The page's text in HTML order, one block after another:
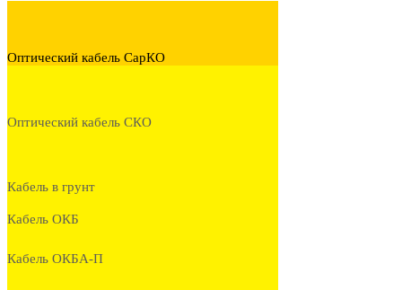
Оптический кабель СарКО
Оптический кабель СКО
Кабель в грунт
Кабель ОКБ
Кабель ОКБА-П